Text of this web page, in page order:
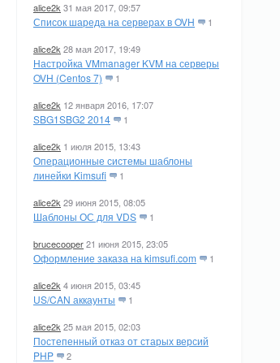
alice2k 31 мая 2017, 09:57
Список шареда на серверах в OVH 1
alice2k 28 мая 2017, 19:49
Настройка VMmanager KVM на серверы
OVH (Centos 7)
1
alice2k 12 января 2016, 17:07
SBG1SBG2 2014 1
alice2k 1 июля 2015, 13:43
Операционные системы шаблоны
линейки Kimsufi
1
alice2k 29 июня 2015, 08:05
Шаблоны ОС для VDS 1
brucecooper21 июня 2015, 23:05
Оформление заказа на kimsufi.com 1
alice2k 4 июня 2015, 03:45
US/CAN аккаунты 1
alice2k 25 мая 2015, 02:03
Постепенный отказ от старых версий
PHP
2